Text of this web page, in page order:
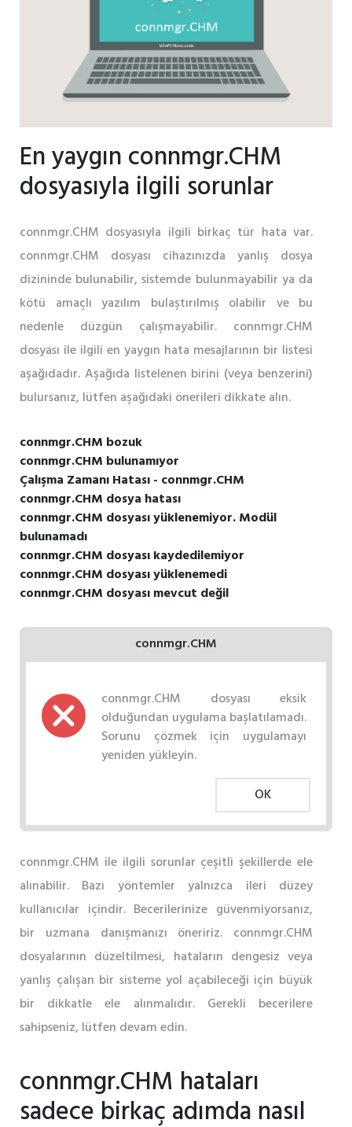
En yaygın connmgr.CHM
dosyasıyla ilgili sorunlar
connmgr.CHM dosyasıyla ilgili birkaç tür hata var.
connmgr.CHM dosyası cihazınızda yanlış dosya
dizininde bulunabilir, sistemde bulunmayabilir ya da
kötü amaçlı yazılım bulaştırılmış olabilir ve bu
nedenle düzgün çalışmayabilir. connmgr.CHM
dosyası ile ilgili en yaygın hata mesajlarının bir listesi
aşağıdadır. Aşağıda listelenen birini (veya benzerini)
bulursanız, lütfen aşağıdaki önerileri dikkate alın.
connmgr.CHM bozuk
connmgr.CHM bulunamıyor
Çalışma Zamanı Hatası - connmgr.CHM
connmgr.CHM dosya hatası
connmgr.CHM dosyası yüklenemiyor. Modül
bulunamadı
connmgr.CHM dosyası kaydedilemiyor
connmgr.CHM dosyası yüklenemedi
connmgr.CHM dosyası mevcut değil
connmgr.CHM
connmgr.CHM dosyası eksik
olduğundan uygulama başlatılamadı.
Sorunu çözmek için uygulamayı
yeniden yükleyin.
OK
connmgr.CHM ile ilgili sorunlar çeşitli şekillerde ele
alınabilir. Bazı yöntemler yalnızca ileri düzey
kullanıcılar içindir. Becerilerinize güvenmiyorsanız,
bir uzmana danışmanızı öneririz. connmgr.CHM
dosyalarının düzeltilmesi, hataların dengesiz veya
yanlış çalışan bir sisteme yol açabileceği için büyük
bir dikkatle ele alınmalıdır. Gerekli becerilere
sahipseniz, lütfen devam edin.
connmgr.CHM hataları
sadece birkaç adımda nasıl